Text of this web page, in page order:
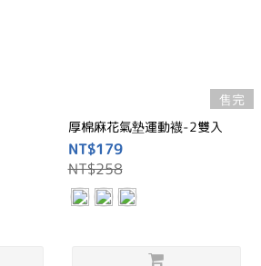
售完
厚棉麻花氣墊運動襪-2雙入
NT$179
NT$258